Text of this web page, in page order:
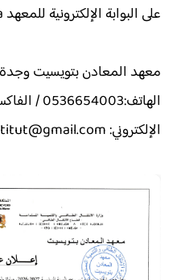
على البوابة الإلكترونية للمعهد www.imt.ac.ma
الإلكتروني: imt.institut@gmail.com